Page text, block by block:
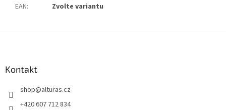
EAN: Zvolte variantu
Kontakt
shop@alturas.cz
+420 607 712 834